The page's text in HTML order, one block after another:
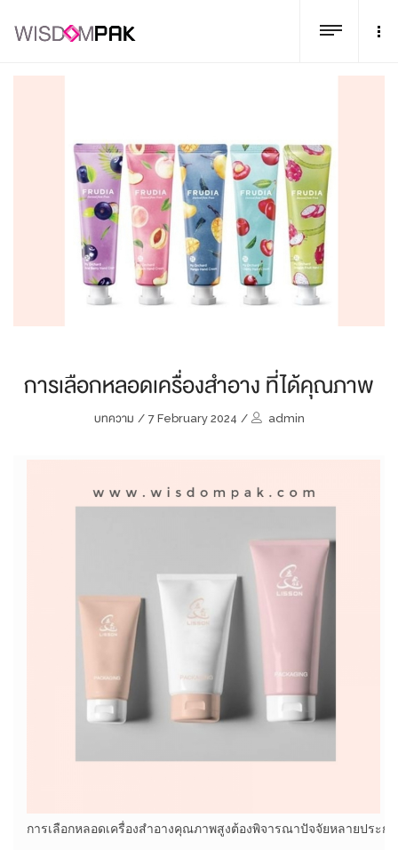
การเลือกหลอดเครื่องสำอาง ที่ได้คุณภาพ
บทความ / 7 February 2024 / admin
การเลือกหลอดเครื่องสำอางคุณภาพสูงต้องพิจารณาปัจจัยหลายประก